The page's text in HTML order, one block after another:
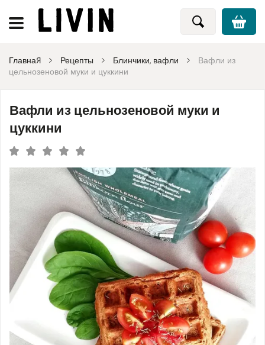
Главная Рецепты Блинчики, вафли
Вафли из
цельнозеновой муки и цуккини
Вафли из цельнозеновой муки и
цуккини